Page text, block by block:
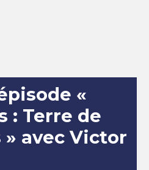
«
: Terre de
avec Victor